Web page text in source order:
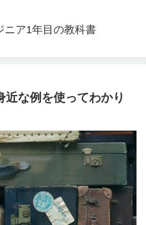
ニア1年目の教科書
近な例を使ってわかり